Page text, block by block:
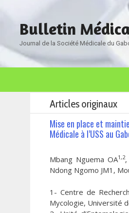
contenuBulletin
Journal de la Société Médicale du
Articles originaux
Mise en place et
Médicale à l’USS au
Mbang Nguema OA1,2,
Ndong Ngomo JM1,
1- Centre de
Mycologie, Université